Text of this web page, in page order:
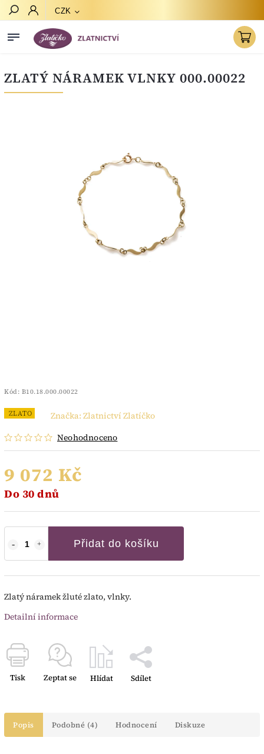
CZK
ZLATÝ NÁRAMEK VLNKY 000.00022
Kód: B10.18.000.00022
ZLATO
Neohodnoceno
Značka: Zlatnictví Zlatíčko
9 072 Kč
Do 30 dnů
Přidat do košíku
Zlatý náramek žluté zlato, vlnky.
Detailní informace
Tisk Zeptat se Hlídat Sdílet
Popis Podobné (4) Hodnocení Diskuze